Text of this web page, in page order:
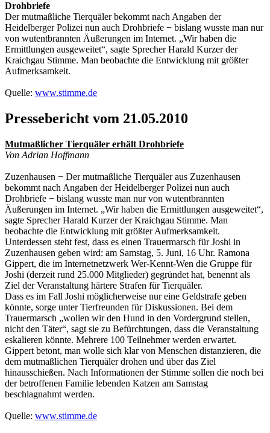
Drohbriefe
Der mutmaßliche Tierquäler bekommt nach Angaben der
Heidelberger Polizei nun auch Drohbriefe − bislang wusste man nur
von wutentbrannten Äußerungen im Internet. „Wir haben die
Ermittlungen ausgeweitet“, sagte Sprecher Harald Kurzer der
Kraichgau Stimme. Man beobachte die Entwicklung mit größter
Aufmerksamkeit.
Quelle: www.stimme.de
Pressebericht vom 21.05.2010
Mutmaßlicher Tierquäler erhält Drohbriefe
Von Adrian Hoffmann
Zuzenhausen − Der mutmaßliche Tierquäler aus Zuzenhausen
bekommt nach Angaben der Heidelberger Polizei nun auch
Drohbriefe − bislang wusste man nur von wutentbrannten
Äußerungen im Internet. „Wir haben die Ermittlungen ausgeweitet“,
sagte Sprecher Harald Kurzer der Kraichgau Stimme. Man
beobachte die Entwicklung mit größter Aufmerksamkeit.
Unterdessen steht fest, dass es einen Trauermarsch für Joshi in
Zuzenhausen geben wird: am Samstag, 5. Juni, 16 Uhr. Ramona
Gippert, die im Internetnetzwerk Wer-Kennt-Wen die Gruppe für
Joshi (derzeit rund 25.000 Mitglieder) gegründet hat, benennt als
Ziel der Veranstaltung härtere Strafen für Tierquäler.
Dass es im Fall Joshi möglicherweise nur eine Geldstrafe geben
könnte, sorge unter Tierfreunden für Diskussionen. Bei dem
Trauermarsch „wollen wir den Hund in den Vordergrund stellen,
nicht den Täter“, sagt sie zu Befürchtungen, dass die Veranstaltung
eskalieren könnte. Mehrere 100 Teilnehmer werden erwartet.
Gippert betont, man wolle sich klar von Menschen distanzieren, die
dem mutmaßlichen Tierquäler drohen und über das Ziel
hinausschießen. Nach Informationen der Stimme sollen die noch bei
der betroffenen Familie lebenden Katzen am Samstag
beschlagnahmt werden.
Quelle: www.stimme.de